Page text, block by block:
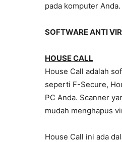
pada komputer Anda.
SOFTWARE ANTI
HOUSE CALL
House Call adalah
seperti F-Secure,
PC Anda. Scanner
mudah menghapus
House Call ini ada